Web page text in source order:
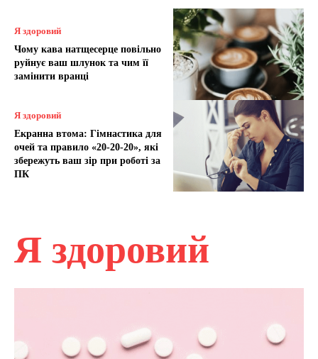
Я здоровий
Чому кава натщесерце повільно
руйнує ваш шлунок та чим її
замінити вранці
Я здоровий
Екранна втома: Гімнастика для
очей та правило «20-20-20», які
збережуть ваш зір при роботі за
ПК
Я здоровий